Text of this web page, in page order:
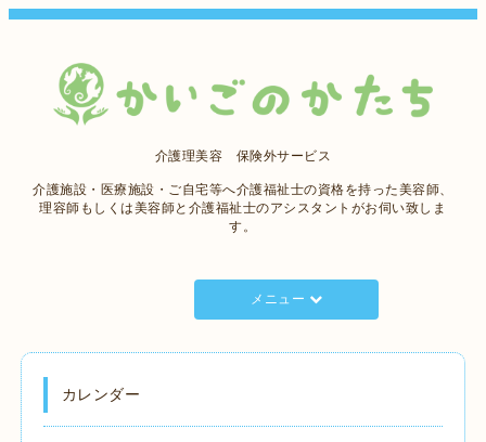
介護理美容 保険外サービス
介護施設・医療施設・ご自宅等へ介護福祉士の資格を持った美容師、
理容師もしくは美容師と介護福祉士のアシスタントがお伺い致しま
す。
メニュー
カレンダー